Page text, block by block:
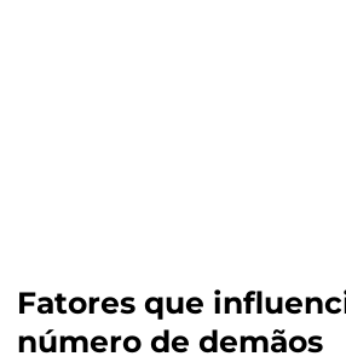
Fatores que
número de demãos